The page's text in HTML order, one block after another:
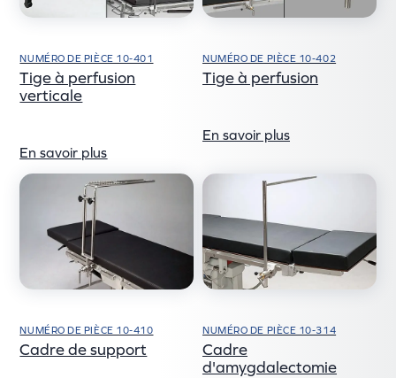
NUMÉRO DE PIÈCE 10-401
Tige à perfusion
verticale
En savoir plus
NUMÉRO DE PIÈCE 10-402
Tige à perfusion
En savoir plus
NUMÉRO DE PIÈCE 10-410
Cadre de support
NUMÉRO DE PIÈCE 10-314
Cadre
d'amygdalectomie